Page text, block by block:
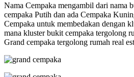
Nama Cempaka mengambil dari nama
cempaka Putih dan ada Cempaka
Cempaka untuk membedakan dengan
mana kluster bukit cempaka tergolong
Grand cempaka tergolong rumah real